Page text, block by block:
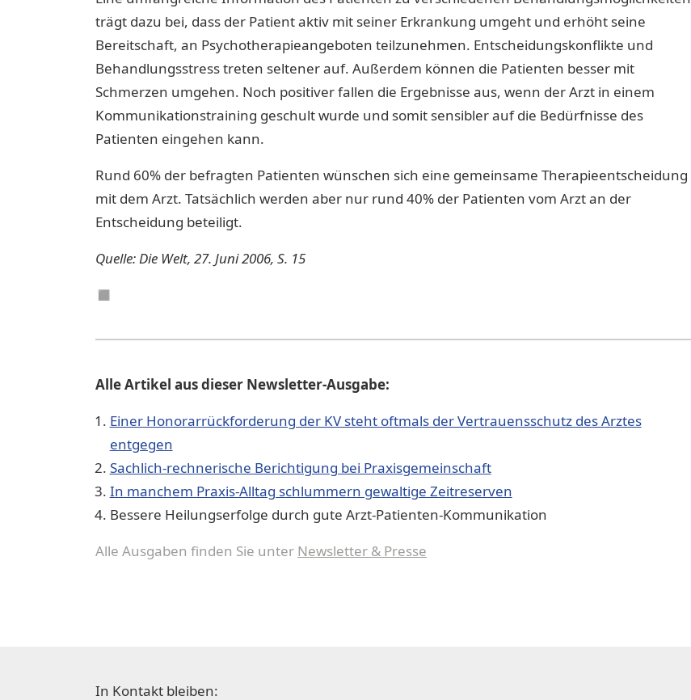
trägt dazu bei, dass der Patient aktiv mit seiner Erkrankung umgeht und erhöht seine
Bereitschaft, an Psychotherapieangeboten teilzunehmen. Entscheidungskonflikte und
Behandlungsstress treten seltener auf. Außerdem können die Patienten besser mit
Schmerzen umgehen. Noch positiver fallen die Ergebnisse aus, wenn der Arzt in einem
Kommunikationstraining geschult wurde und somit sensibler auf die Bedürfnisse des
Patienten eingehen kann.
Rund 60% der befragten Patienten wünschen sich eine gemeinsame Therapieentscheidung
mit dem Arzt. Tatsächlich werden aber nur rund 40% der Patienten vom Arzt an der
Entscheidung beteiligt.
Quelle: Die Welt, 27. Juni 2006, S. 15
◼︎
Alle Artikel aus dieser Newsletter-Ausgabe:
Einer Honorarrückforderung der KV steht oftmals der Vertrauensschutz des Arztes
entgegen
Sachlich-rechnerische Berichtigung bei Praxisgemeinschaft
In manchem Praxis-Alltag schlummern gewaltige Zeitreserven
Bessere Heilungserfolge durch gute Arzt-Patienten-Kommunikation
Alle Ausgaben finden Sie unter Newsletter & Presse
In Kontakt bleiben: